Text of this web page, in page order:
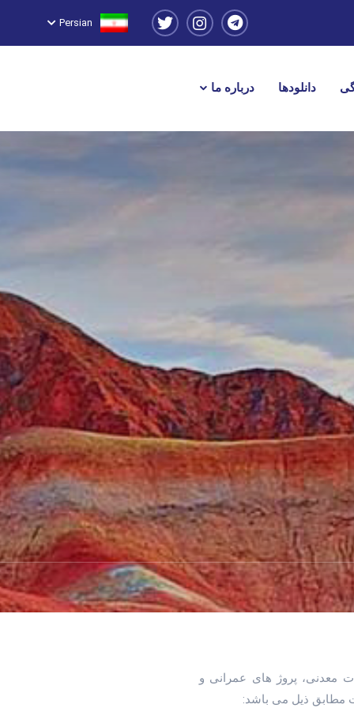
Persian
دانلودها درباره ما
معدنی، پروژ های عمرانی و
مطابق ذیل می باشد: